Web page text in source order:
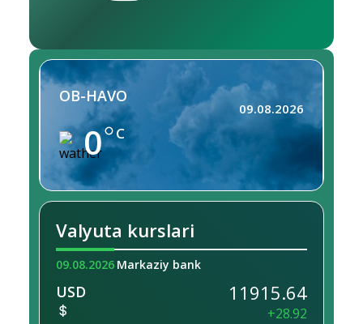
OB-HAVO
0 C
09.08.2026
Valyuta kurslari
09.08.2026 Markaziy bank
USD 11915.64
+28.92